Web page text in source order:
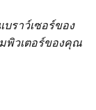
ราว์เซอร์ของ
พิวเตอร์ของคุณ